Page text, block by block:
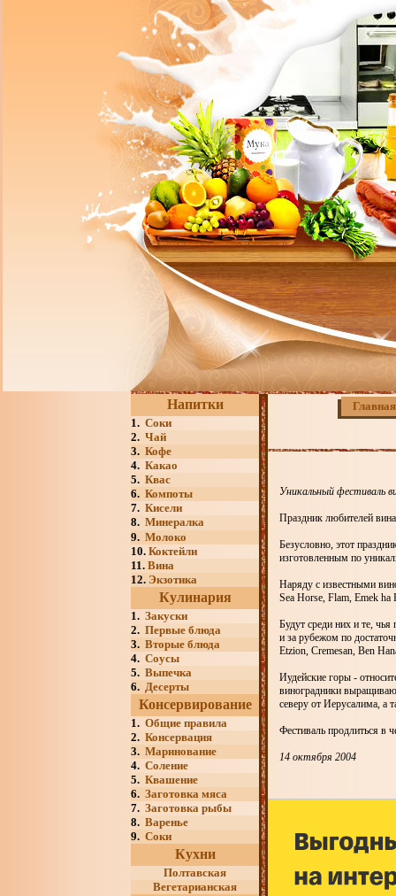
Напитки
1. Соки
2. Чай
3. Кофе
4. Какао
5. Квас
6. Компоты
7. Кисели
8. Минералка
9. Молоко
10. Коктейли
11. Вина
12. Экзотика
Кулинария
1. Закуски
2. Первые блюда
3. Вторые блюда
4. Соусы
5. Выпечка
6. Десерты
Консервирование
1. Общие правила
2. Консервация
3. Маринование
4. Соление
5. Квашение
6. Заготовка мяса
7. Заготовка рыбы
8. Варенье
9. Соки
Кухни
Полтавская
Вегетарианская
Главная
Уникальный фестиваль
Праздник любителей
Безусловно, этот
изготовленным по
Наряду с известными
Sea Horse, Flam, Emek
Будут среди них и те,
и за рубежом по
Etzion, Cremesan, Ben
Иудейские горы -
виноградники
северу от Иерусалима, а
Фестиваль продлиться в
14 октября 2004